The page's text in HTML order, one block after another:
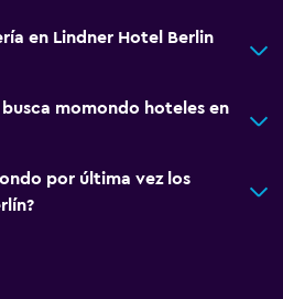
en Lindner Hotel Berlin
momondo hoteles en
por última vez los